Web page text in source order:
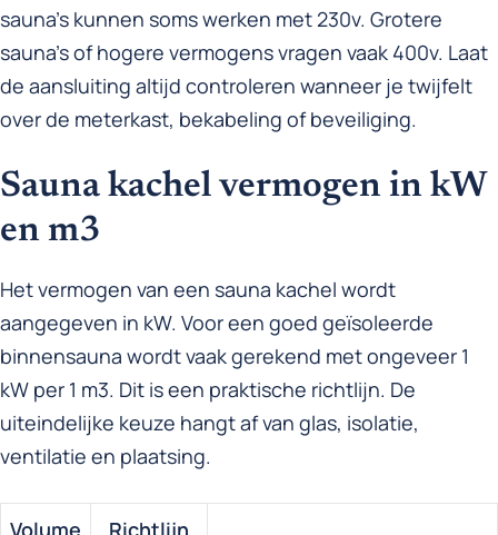
sauna’s kunnen soms werken met 230v. Grotere
sauna’s of hogere vermogens vragen vaak 400v. Laat
de aansluiting altijd controleren wanneer je twijfelt
over de meterkast, bekabeling of beveiliging.
Sauna kachel vermogen in kW
en m3
Het vermogen van een sauna kachel wordt
aangegeven in kW. Voor een goed geïsoleerde
binnensauna wordt vaak gerekend met ongeveer 1
kW per 1 m3. Dit is een praktische richtlijn. De
uiteindelijke keuze hangt af van glas, isolatie,
ventilatie en plaatsing.